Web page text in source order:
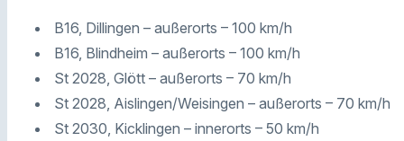
B16, Dillingen – außerorts – 100 km/h
B16, Blindheim – außerorts – 100 km/h
St 2028, Glött – außerorts – 70 km/h
St 2028, Aislingen/Weisingen – außerorts – 70 km/h
St 2030, Kicklingen – innerorts – 50 km/h